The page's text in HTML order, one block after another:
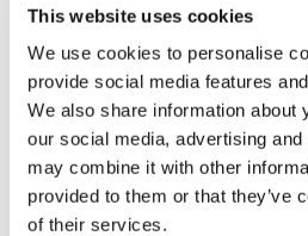
This website uses cookies
We use cookies to personalise
provide social media features
We also share information about
our social media, advertising
may combine it with other
provided to them or that they’ve
of their services.
INNE